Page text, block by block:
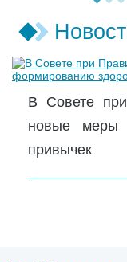
В Совете
новые меры
привычек